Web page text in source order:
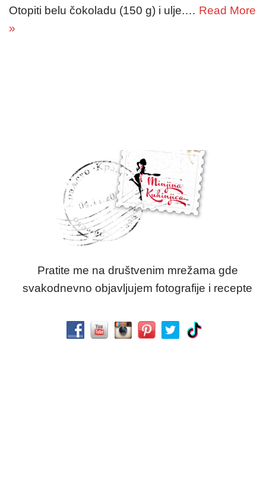
Otopiti belu čokoladu (150 g) i ulje.… Read More
»
Pratite me na društvenim mrežama gde
svakodnevno objavljujem fotografije i recepte